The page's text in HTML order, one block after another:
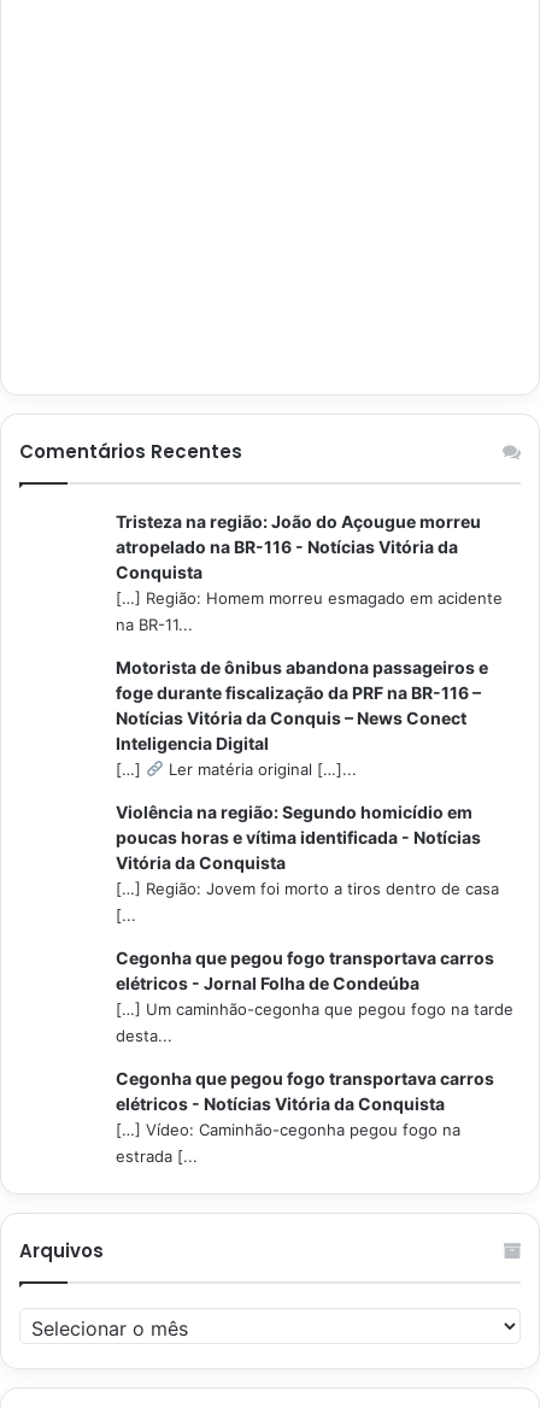
Comentários Recentes
Tristeza na região: João do Açougue morreu
atropelado na BR-116 - Notícias Vitória da
Conquista
[…] Região: Homem morreu esmagado em acidente
na BR-11...
Motorista de ônibus abandona passageiros e
foge durante fiscalização da PRF na BR-116 –
Notícias Vitória da Conquis – News Conect
Inteligencia Digital
[…] Ler matéria original […]...
Violência na região: Segundo homicídio em
poucas horas e vítima identificada - Notícias
Vitória da Conquista
[…] Região: Jovem foi morto a tiros dentro de casa
[...
Cegonha que pegou fogo transportava carros
elétricos - Jornal Folha de Condeúba
[…] Um caminhão-cegonha que pegou fogo na tarde
desta...
Cegonha que pegou fogo transportava carros
elétricos - Notícias Vitória da Conquista
[…] Vídeo: Caminhão-cegonha pegou fogo na
estrada [...
Arquivos
Arquivos